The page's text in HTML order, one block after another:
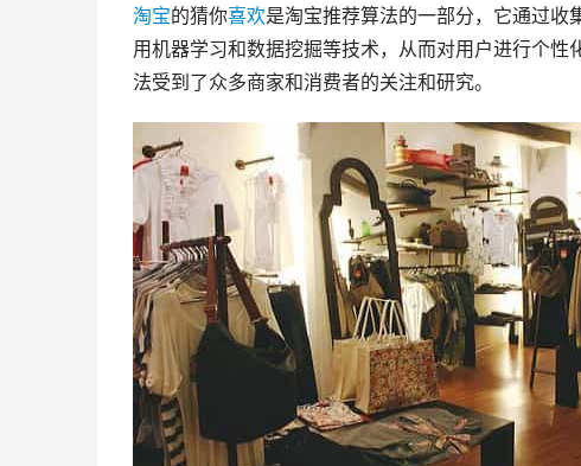
淘宝的猜你喜欢是淘宝推荐算法的一部分，它通过
用机器学习和数据挖掘等技术，从而对用户进行个
法受到了众多商家和消费者的关注和研究。